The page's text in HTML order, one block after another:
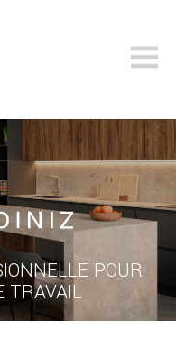
POUR
TRAVAIL